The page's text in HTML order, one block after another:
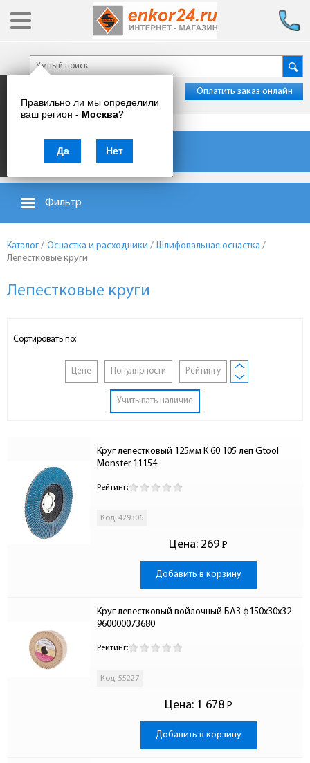
Правильно ли мы определили
ваш регион - Москва?
Да Нет
Оплатить заказ онлайн
Каталог товаров
Фильтр
Каталог / Оснастка и расходники / Шлифовальная оснастка /
Лепестковые круги
Лепестковые круги
Сортировать по:
Цене Популярности Рейтингу
Учитывать наличие
Круг лепестковый 125мм K 60 105 леп Gtool
Monster 11154
Рейтинг:
Код: 429306
Цена: 269 Р
-
Добавить в корзину
Круг лепестковый войлочный БАЗ ф150х30х32
960000073680
Рейтинг:
Код: 55227
Цена: 1 678 Р
-
Добавить в корзину